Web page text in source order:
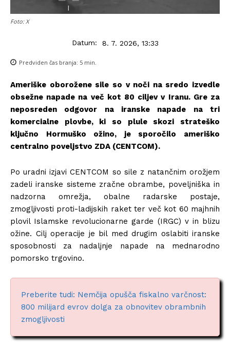
Foto: X
Datum: 8. 7. 2026, 13:33
Predviden čas branja: 5 min.
Ameriške oborožene sile so v noči na sredo izvedle
obsežne napade na več kot 80 ciljev v Iranu. Gre za
neposreden odgovor na iranske napade na tri
komercialne plovbe, ki so plule skozi strateško
ključno Hormuško ožino, je sporočilo ameriško
centralno poveljstvo ZDA (CENTCOM).
Po uradni izjavi CENTCOM so sile z natančnim orožjem
zadeli iranske sisteme zračne obrambe, poveljniška in
nadzorna omrežja, obalne radarske postaje,
zmogljivosti proti-ladijskih raket ter več kot 60 majhnih
plovil Islamske revolucionarne garde (IRGC) v in blizu
ožine. Cilj operacije je bil med drugim oslabiti iranske
sposobnosti za nadaljnje napade na mednarodno
pomorsko trgovino.
Preberite tudi: Nemčija opušča fiskalno varčnost:
800 milijard evrov dolga za obnovitev obrambnih
zmogljivosti